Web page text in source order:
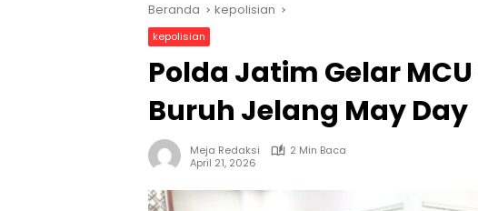
Beranda kepolisian
kepolisian
Polda Jatim Gelar
Buruh Jelang May Day
Meja Redaksi
2 Min Baca
April 21, 2026